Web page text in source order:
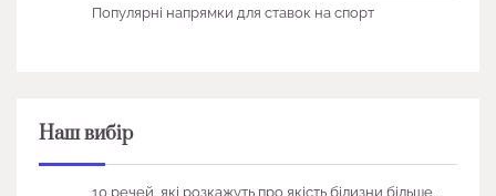
Популярні напрямки для ставок на спорт
Наш вибір
10 речей, які розкажуть про якість білизни більше,